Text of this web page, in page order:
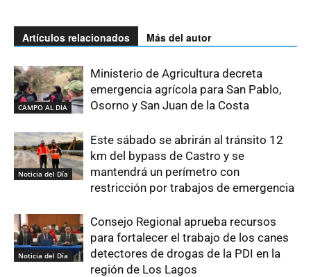
Artículos relacionados Más del autor
CAMPO AL DIA
Ministerio de Agricultura decreta
emergencia agrícola para San Pablo,
Osorno y San Juan de la Costa
Noticia del Día
Este sábado se abrirán al tránsito 12
km del bypass de Castro y se
mantendrá un perímetro con
restricción por trabajos de emergencia
Noticia del Día
Consejo Regional aprueba recursos
para fortalecer el trabajo de los canes
detectores de drogas de la PDI en la
región de Los Lagos